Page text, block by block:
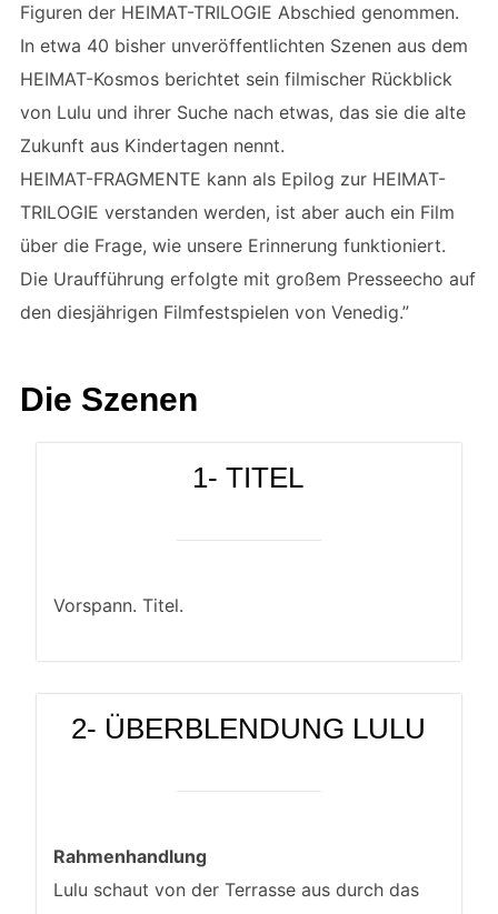
Figuren der HEIMAT-TRILOGIE Abschied genommen.
In etwa 40 bisher unveröffentlichten Szenen aus dem
HEIMAT-Kosmos berichtet sein filmischer Rückblick
von Lulu und ihrer Suche nach etwas, das sie die alte
Zukunft aus Kindertagen nennt.
HEIMAT-FRAGMENTE kann als Epilog zur HEIMAT-
TRILOGIE verstanden werden, ist aber auch ein Film
über die Frage, wie unsere Erinnerung funktioniert.
Die Uraufführung erfolgte mit großem Presseecho auf
den diesjährigen Filmfestspielen von Venedig.”
Die Szenen
1- TITEL
Vorspann. Titel.
2- ÜBERBLENDUNG LULU
Rahmenhandlung
Lulu schaut von der Terrasse aus durch das